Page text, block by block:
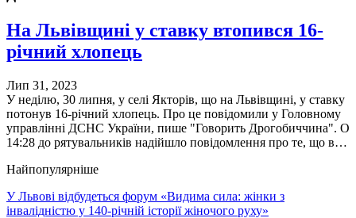
На Львівщині у ставку втопився 16-
річний хлопець
Лип 31, 2023
У неділю, 30 липня, у селі Якторів, що на Львівщині, у ставку
потонув 16-річний хлопець. Про це повідомили у Головному
управлінні ДСНС України, пише "Говорить Дрогобиччина". О
14:28 до рятувальників надійшло повідомлення про те, що в…
Найпопулярніше
У Львові відбудеться форум «Видима сила: жінки з
інвалідністю у 140-річній історії жіночого руху»